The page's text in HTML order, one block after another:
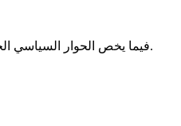
فيما يخص الحوار السياسي الجاري التحضير له، فإنني مقتنع بأن شخصية السيد موسى فال – بما يتمتع به من حكمة ولباقة ودبلوماسية وقدرة على الإصغاء – تمثل قيمة مضافة حقيقية.